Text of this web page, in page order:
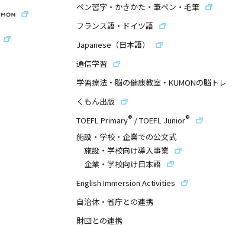
ペン習字・かきかた・筆ペン・毛筆
フランス語・ドイツ語
Japanese（日本語）
通信学習
学習療法・脳の健康教室・KUMONの脳トレ
くもん出版
TOEFL Primary® /TOEFL Junior®
施設・学校・企業での公文式
施設・学校向け導入事業
企業・学校向け日本語
English Immersion Activities
自治体・省庁との連携
財団との連携